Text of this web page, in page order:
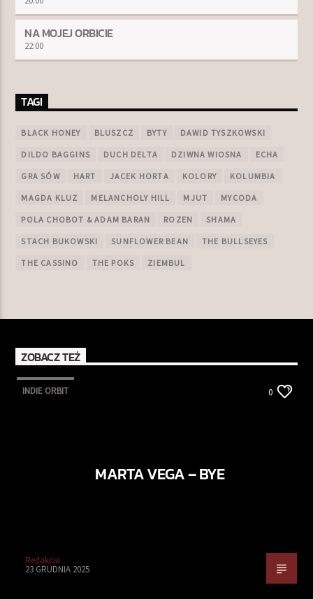
NA MOJEJ ORBICIE
22:00
TAGI
BLACK HONEY BLUSZCZ BYTY DAWID TYSZKOWSKI
DILDO BAGGINS DUCH DELTA DZIWNA WIOSNA ECHA
GRA SÓW HART JACEK HORTA KOLORY KOLUMBIA
MAGDA KLUZ MELANCHOLY HILL MJUT MYCODA
POLA CHOBOT & ADAM BARAN ROZEN SHAMA
STACH BUKOWSKI SUNFLOWER BEAN THE BULLSEYES
THE CASSINO THE POKS ZIEMBUL
ZOBACZ TEŻ
INDIE ORBIT 0
MARTA VEGA – BYE
Redakcja
23 GRUDNIA 2025